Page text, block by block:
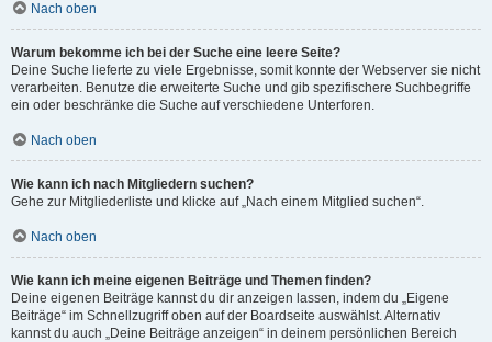
Nach oben
Warum bekomme ich bei der Suche eine leere Seite?
Deine Suche lieferte zu viele Ergebnisse, somit konnte der Webserver sie nicht
verarbeiten. Benutze die erweiterte Suche und gib spezifischere Suchbegriffe
ein oder beschränke die Suche auf verschiedene Unterforen.
Nach oben
Wie kann ich nach Mitgliedern suchen?
Gehe zur Mitgliederliste und klicke auf „Nach einem Mitglied suchen“.
Nach oben
Wie kann ich meine eigenen Beiträge und Themen finden?
Deine eigenen Beiträge kannst du dir anzeigen lassen, indem du „Eigene
Beiträge“ im Schnellzugriff oben auf der Boardseite auswählst. Alternativ
kannst du auch „Deine Beiträge anzeigen“ in deinem persönlichen Bereich